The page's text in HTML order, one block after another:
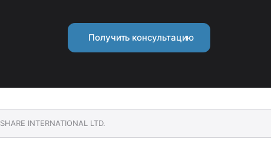
Получить консультацию
INTERNATIONAL LTD.